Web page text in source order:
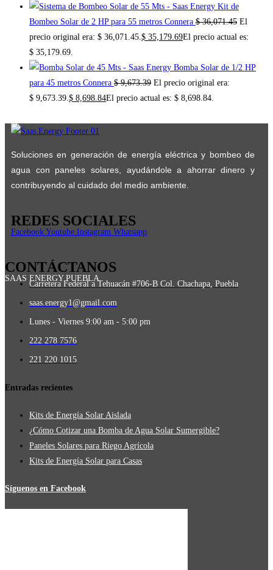
Kit de
Bombeo Solar de 2 HP para 55 metros Connera $36,071.45 El
precio original era: $ 36,071.45.$ 35,179.69El precio actual es:
$ 35,179.69.
Bomba Solar de 1/2 HP
para 45 metros Connera $9,673.39 El precio original era:
$ 9,673.39.$ 8,698.84El precio actual es: $ 8,698.84.
Soluciones en generación de energía eléctrica y bombeo de
agua con paneles solares, ayudándole a ahorrar dinero y
contribuyendo al cuidado del medio ambiente.
REDES SOCIALES
Facebook Youtube Instagram Whatsapp
CONTÁCTANOS
SAAS ENERGY PUEBLA
Carretera Federal a Tehuacán #706-B Col. Chachapa, Puebla
saas.energy1@gmail.com
Lunes - Viernes 9:00 am - 5:00 pm
222 278 7576
221 220 1015
Entradas recientes
Kits de Energía Solar Aislada
¿Cómo Cotizar una Bomba de Agua Solar Sumergible?
Paneles Solares para Riego Agrícola
Kits de Energía Solar para Casas
Síguenos en Facebook